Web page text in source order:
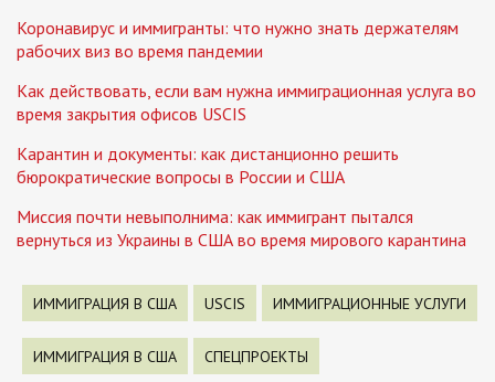
Коронавирус и иммигранты: что нужно знать держателям
рабочих виз во время пандемии
Как действовать, если вам нужна иммиграционная услуга во
время закрытия офисов USCIS
Карантин и документы: как дистанционно решить
бюрократические вопросы в России и США
Миссия почти невыполнима: как иммигрант пытался
вернуться из Украины в США во время мирового карантина
ИММИГРАЦИЯ В США USCIS ИММИГРАЦИОННЫЕ УСЛУГИ
ИММИГРАЦИЯ В США СПЕЦПРОЕКТЫ